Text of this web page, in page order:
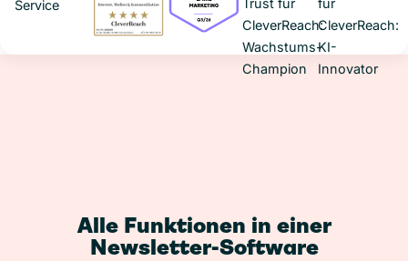
Alle Funktionen in einer
Newsletter-Software